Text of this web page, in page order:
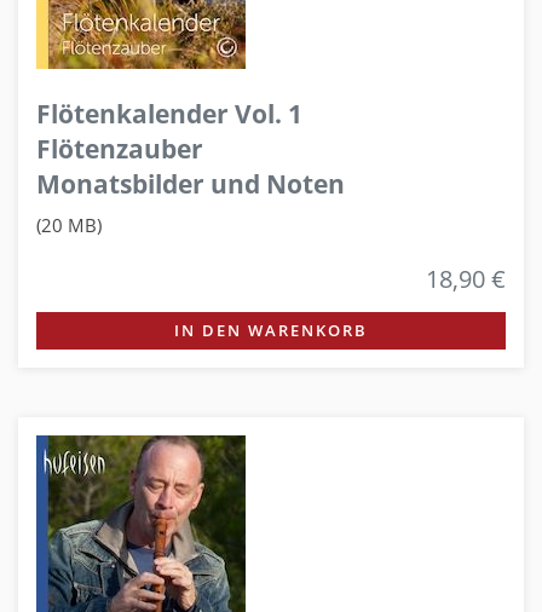
Flötenkalender Vol. 1
Flötenzauber
Monatsbilder und Noten
(20 MB)
18,90 €
IN DEN WARENKORB